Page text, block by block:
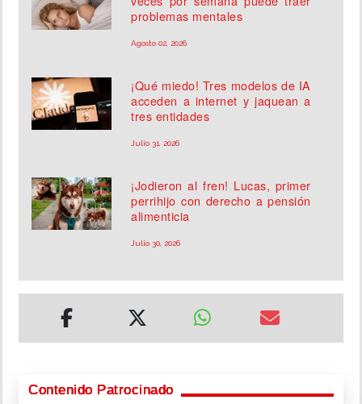
problemas mentales
Agosto 02, 2026
¡Qué miedo! Tres modelos de IA
acceden a internet y jaquean a
tres entidades
Julio 31, 2026
¡Jodieron al fren! Lucas, primer
perrihijo con derecho a pensión
alimenticia
Julio 30, 2026
Contenido Patrocinado